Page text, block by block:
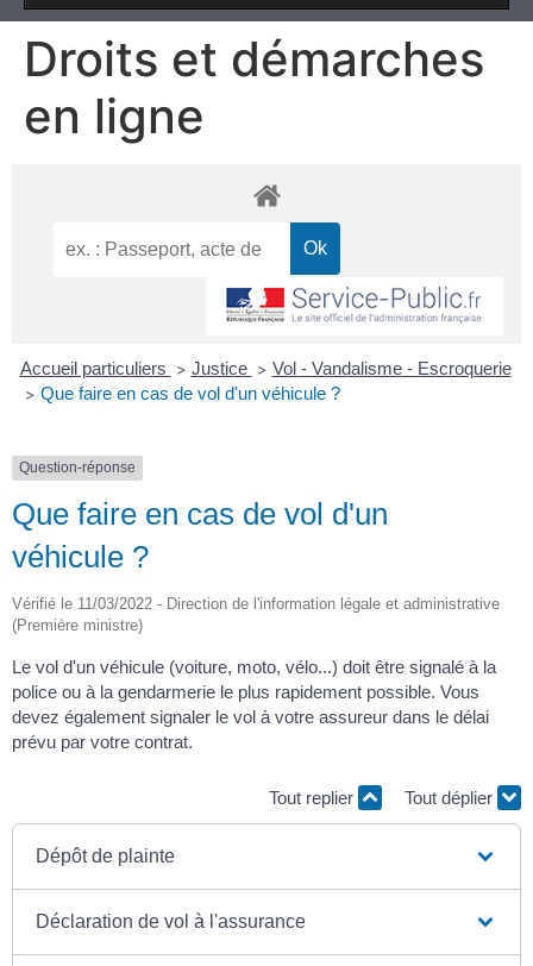
Droits et démarches
en ligne
Accueil particuliers > Justice > Vol - Vandalisme - Escroquerie
> Que faire en cas de vol d'un véhicule ?
Question-réponse
Que faire en cas de vol d'un
véhicule ?
Vérifié le 11/03/2022 - Direction de l'information légale et administrative
(Première ministre)
Le vol d'un véhicule (voiture, moto, vélo...) doit être signalé à la
police ou à la gendarmerie le plus rapidement possible. Vous
devez également signaler le vol à votre assureur dans le délai
prévu par votre contrat.
Tout replier Tout déplier
Dépôt de plainte
Déclaration de vol à l'assurance